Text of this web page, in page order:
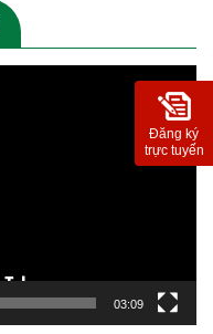
03:09
Đăng ký
trực tuyến